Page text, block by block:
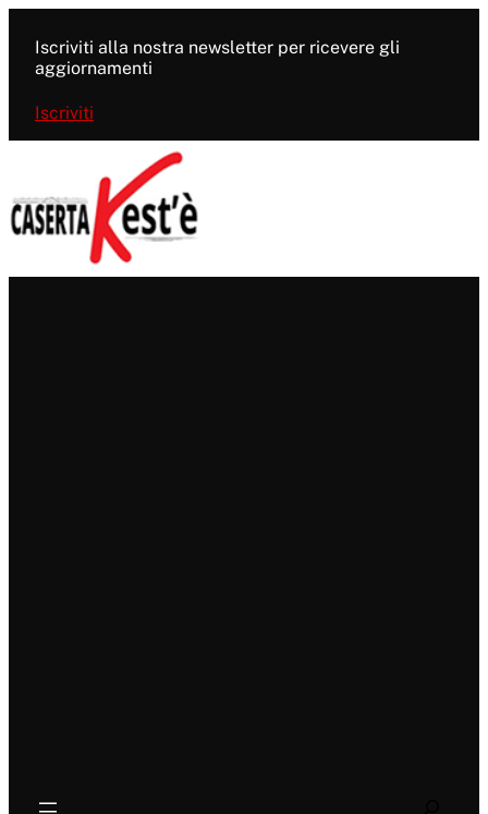
contenuto
Iscriviti alla nostra newsletter per ricevere gli
aggiornamenti
Iscriviti